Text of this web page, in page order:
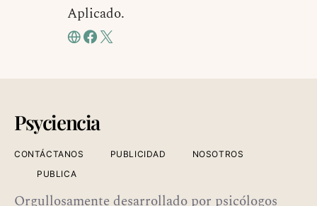
Aplicado.
Psyciencia
CONTÁCTANOS PUBLICIDAD
NOSOTROS
PUBLICA
Orgullosamente desarrollado por psicólogos